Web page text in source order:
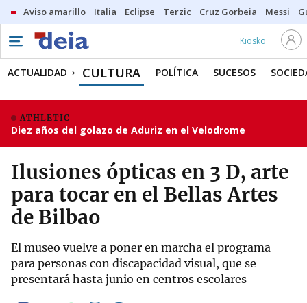
Aviso amarillo Italia Eclipse Terzic Cruz Gorbeia Messi
Kiosko
ACTUALIDAD CULTURA POLÍTICA SUCESOS
ATHLETIC
Diez años del golazo de Aduriz en el Velodrome
Ilusiones ópticas en 3 D, arte
para tocar en el Bellas Artes
de Bilbao
El museo vuelve a poner en marcha el programa
para personas con discapacidad visual, que se
presentará hasta junio en centros escolares